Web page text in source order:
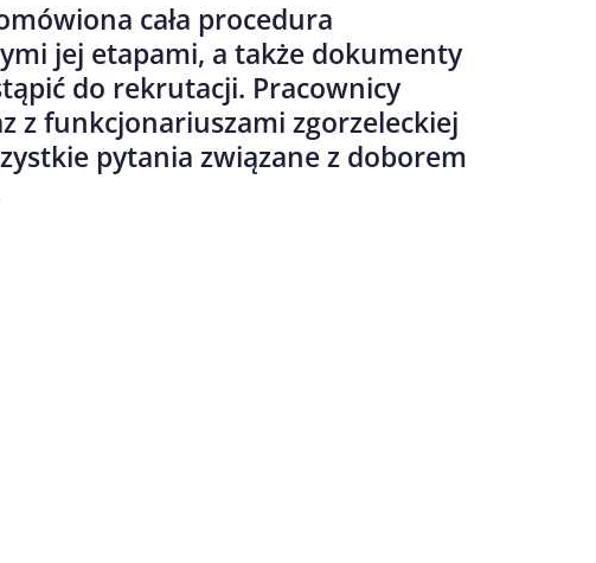
cała procedura
jej etapami, a także dokumenty
do rekrutacji. Pracownicy
z funkcjonariuszami zgorzeleckiej
pytania związane z doborem